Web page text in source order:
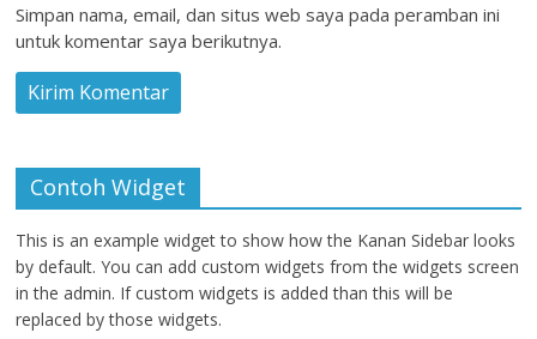
Simpan nama, email, dan situs web saya pada peramban ini
untuk komentar saya berikutnya.
Contoh Widget
This is an example widget to show how the Kanan Sidebar looks
by default. You can add custom widgets from the widgets screen
in the admin. If custom widgets is added than this will be
replaced by those widgets.